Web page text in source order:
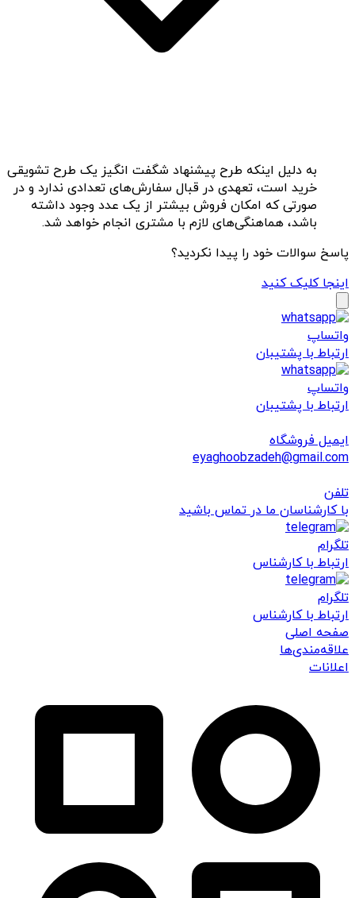
به دلیل اینکه طرح پیشنهاد شگفت انگیز یک طرح تشویقی
خرید است، تعهدی در قبال سفارش‏‌های تعدادی ندارد و در
صورتی که امکان فروش بیشتر از یک عدد وجود داشته
باشد، هماهنگی‏‌های لازم با مشتری انجام خواهد شد.
پاسخ سوالات خود را پیدا نکردید؟
اینجا کلیک کنید
واتساپ
ارتباط با پشتیبان
واتساپ
ارتباط با پشتیبان
ایمیل فروشگاه
eyaghoobzadeh@gmail.com
تلفن
با کارشناسان ما در تماس باشید
تلگرام
ارتباط با کارشناس
تلگرام
ارتباط با کارشناس
صفحه اصلی
علاقه‌مندی‌ها
اعلانات